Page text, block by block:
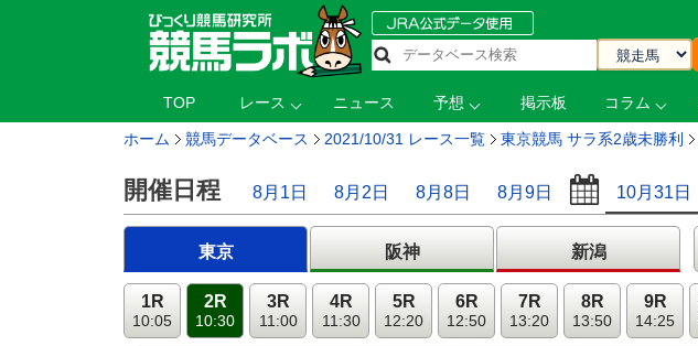
TOP レース ニュース 予想 掲示板 コラム
ホーム 競馬データベース 2021/10/31 レース一覧 東京競馬 サラ系2歳未勝利
開催日程 8月1日 8月2日 8月8日 8月9日 10月31日
東京 阪神 新潟
1R
10:05
2R
10:30
3R
11:00
4R
11:30
5R
12:20
6R
12:50
7R
13:20
8R
13:50
9R
14:25